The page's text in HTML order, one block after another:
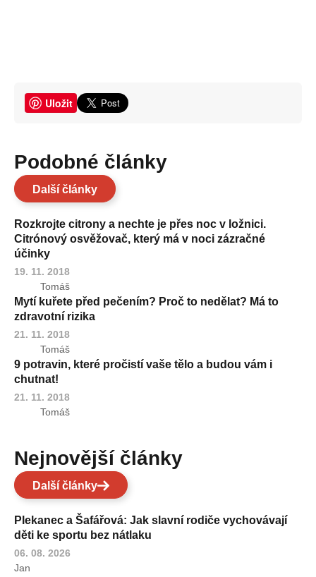
Uložit
Podobné články
Další články
Rozkrojte citrony a nechte je přes noc v ložnici.
Citrónový osvěžovač, který má v noci zázračné
účinky
19. 11. 2018
Tomáš
Mytí kuřete před pečením? Proč to nedělat? Má to
zdravotní rizika
21. 11. 2018
Tomáš
9 potravin, které pročistí vaše tělo a budou vám i
chutnat!
21. 11. 2018
Tomáš
Nejnovější články
Další články
Plekanec a Šafářová: Jak slavní rodiče vychovávají
děti ke sportu bez nátlaku
06. 08. 2026
Jan